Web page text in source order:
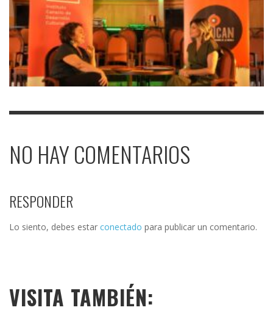
NO HAY COMENTARIOS
RESPONDER
Lo siento, debes estar conectado para publicar un comentario.
VISITA TAMBIÉN: